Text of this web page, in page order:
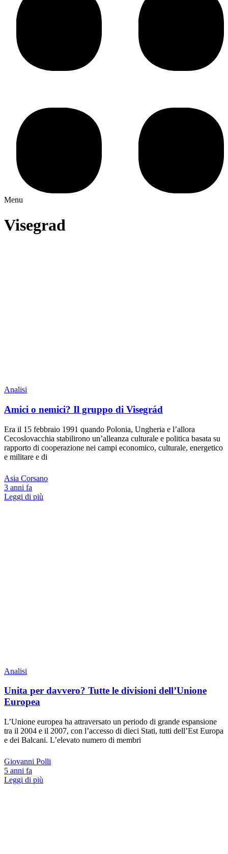
Menu
Visegrad
Analisi
Amici o nemici? Il gruppo di Visegrád
Era il 15 febbraio 1991 quando Polonia, Ungheria e l’allora
Cecoslovacchia stabilirono un’alleanza culturale e politica basata su
rapporto di cooperazione nei campi economico, culturale, energetico
e militare e di
Asia Corsano
3 anni fa
Leggi di più
Analisi
Unita per davvero? Tutte le divisioni dell’Unione
Europea
L’Unione europea ha attraversato un periodo di grande espansione
tra il 2004 e il 2007, con l’accesso di dieci Stati, tutti dell’Est Europa
e dei Balcani. L’elevato numero di membri
Giovanni Polli
5 anni fa
Leggi di più